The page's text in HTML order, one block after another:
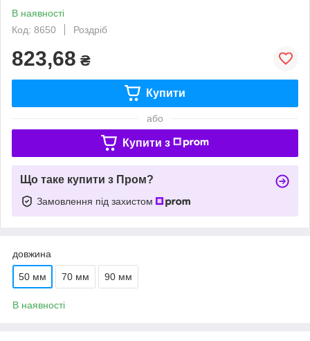
В наявності
Код: 8650
Роздріб
823,68 ₴
Купити
або
Купити з
Що таке купити з Пром?
Замовлення під захистом
довжина
50 мм 70 мм 90 мм
В наявності